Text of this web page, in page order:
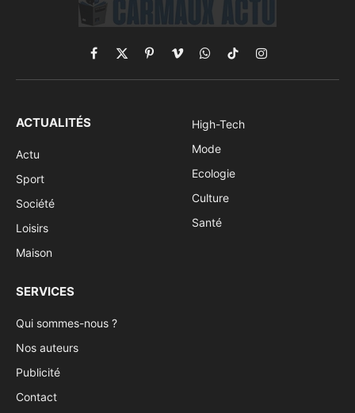
Facebook
X
(Twitter)
PinterestVimeoWhatsApp
TikTokInstagram
ACTUALITÉS
Actu
Sport
Société
Loisirs
Maison
High-Tech
Mode
Ecologie
Culture
Santé
SERVICES
Qui sommes-nous ?
Nos auteurs
Publicité
Contact